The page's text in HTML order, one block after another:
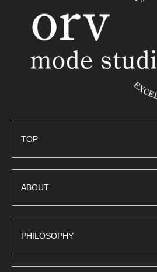
TOP
ABOUT
PHILOSOPHY